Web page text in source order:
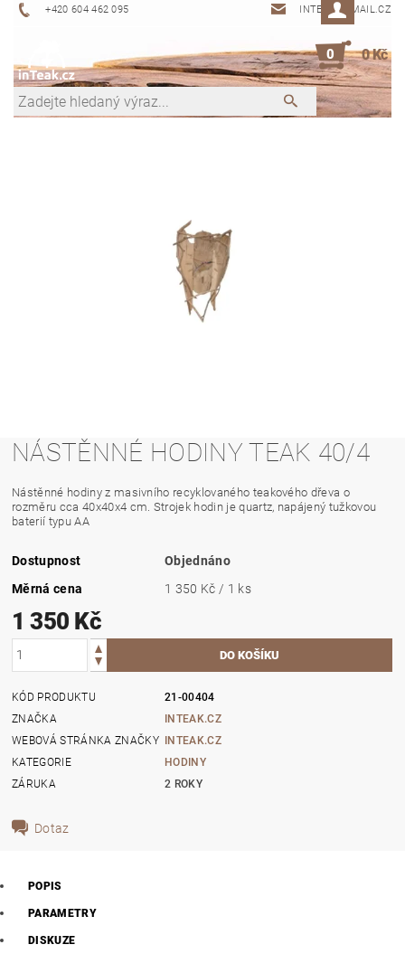
+420 604 462 095 INTEAK@EMAIL.CZ
0 0 Kč
NÁSTĚNNÉ HODINY TEAK 40/4
Nástěnné hodiny z masivního recyklovaného teakového dřeva o
rozměru cca 40x40x4 cm. Strojek hodin je quartz, napájený tužkovou
baterií typu AA
Dostupnost
Objednáno
Měrná cena
1 350 Kč / 1 ks
1 350 Kč
KÓD PRODUKTU
21-00404
ZNAČKA
INTEAK.CZ
WEBOVÁ STRÁNKA ZNAČKY INTEAK.CZ
KATEGORIE
HODINY
ZÁRUKA
2 ROKY
Dotaz
POPIS
PARAMETRY
DISKUZE